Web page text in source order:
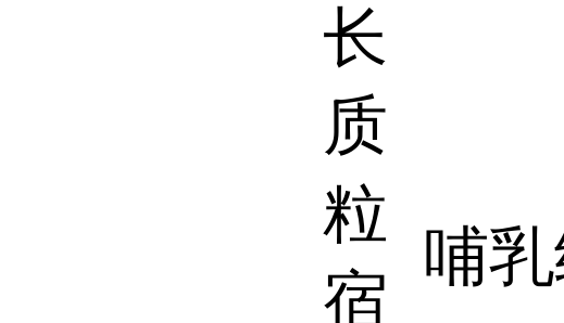
长
质
粒
宿
哺